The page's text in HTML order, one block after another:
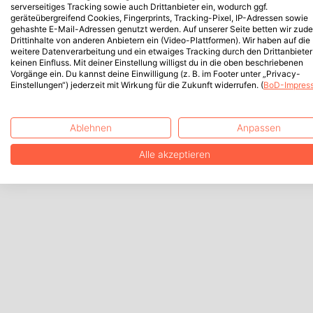
serverseitiges Tracking sowie auch Drittanbieter ein, wodurch ggf.
geräteübergreifend Cookies, Fingerprints, Tracking-Pixel, IP-Adressen sowie
gehashte E-Mail-Adressen genutzt werden. Auf unserer Seite betten wir
Drittinhalte von anderen Anbietern ein (Video-Plattformen). Wir haben auf die
weitere Datenverarbeitung und ein etwaiges Tracking durch den Drittanbieter
keinen Einfluss. Mit deiner Einstellung willigst du in die oben beschriebenen
Vorgänge ein. Du kannst deine Einwilligung (z. B. im Footer unter „Privacy-
Einstellungen“) jederzeit mit Wirkung für die Zukunft widerrufen. (BoD-
Ablehnen Anpassen
Alle akzeptieren